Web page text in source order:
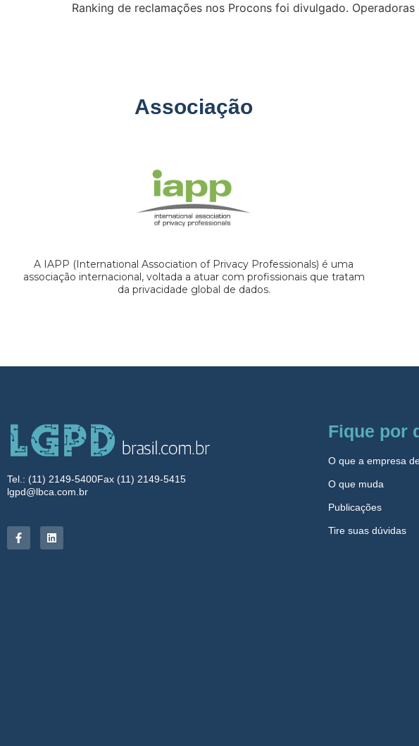
Ranking de reclamações nos Procons foi divulgado.
Associação
A IAPP (International Association of Privacy Professionals) é uma
associação internacional, voltada a atuar com profissionais que tratam
da privacidade global de dados.
Tel.: (11) 2149-5400Fax (11) 2149-5415
lgpd@lbca.com.br
Fique por
O que a empresa
O que muda
Publicações
Tire suas dúvidas